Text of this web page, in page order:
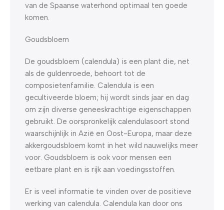
van de Spaanse waterhond optimaal ten goede
komen.
Goudsbloem
De goudsbloem (calendula) is een plant die, net
als de guldenroede, behoort tot de
composietenfamilie. Calendula is een
gecultiveerde bloem; hij wordt sinds jaar en dag
om zijn diverse geneeskrachtige eigenschappen
gebruikt. De oorspronkelijk calendulasoort stond
waarschijnlijk in Azië en Oost-Europa, maar deze
akkergoudsbloem komt in het wild nauwelijks meer
voor. Goudsbloem is ook voor mensen een
eetbare plant en is rijk aan voedingsstoffen.
Er is veel informatie te vinden over de positieve
werking van calendula. Calendula kan door ons